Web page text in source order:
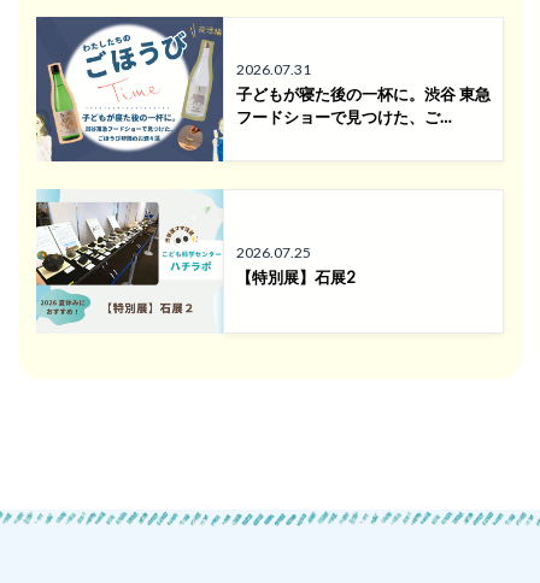
2026.07.31
子どもが寝た後の一杯に。渋谷 東急
フードショーで見つけた、ご…
2026.07.25
【特別展】石展2